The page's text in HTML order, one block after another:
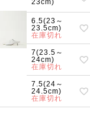
6.5(23～
23.5cm)
在庫切れ
7(23.5～
24cm)
在庫切れ
7.5(24～
24.5cm)
在庫切れ